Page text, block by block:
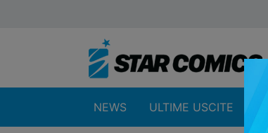
NEWS ULTIME USCITE